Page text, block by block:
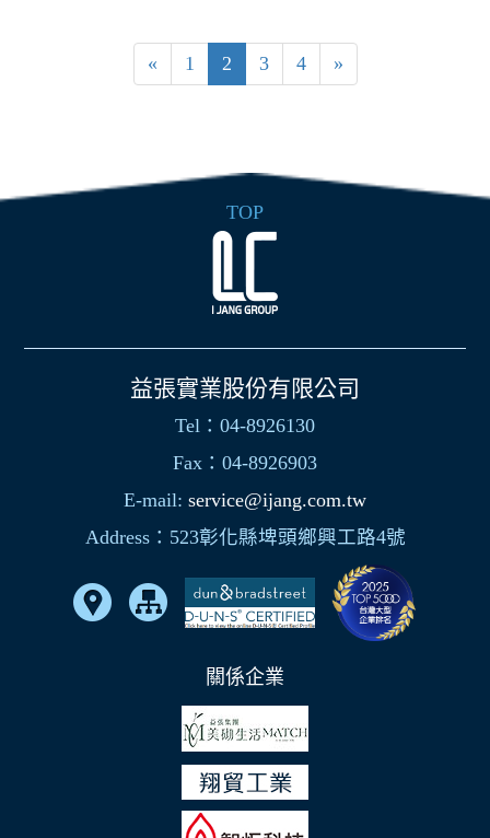
« 1 2 3 4 »
TOP
益張實業股份有限公司
Tel：04-8926130
Fax：04-8926903
E-mail: service@ijang.com.tw
Address：523彰化縣埤頭鄉興工路4號
關係企業